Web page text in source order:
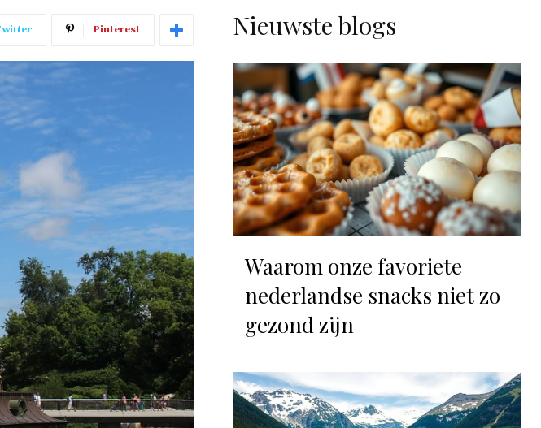
Pinterest Nieuwste blogs
Waarom onze favoriete
nederlandse snacks niet zo
gezond zijn